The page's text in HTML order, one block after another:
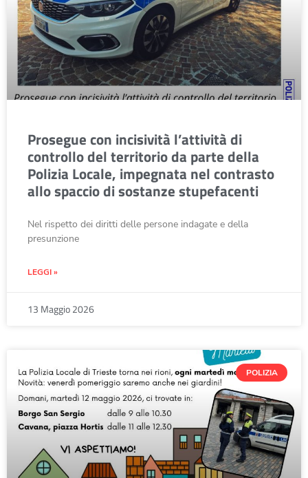
Prosegue con incisività l’attività di
controllo del territorio da parte della
Polizia Locale, impegnata nel contrasto
allo spaccio di sostanze stupefacenti
Nel rispetto dei diritti delle persone indagate e della
presunzione
LEGGI »
13 Maggio 2026
POLIZIA